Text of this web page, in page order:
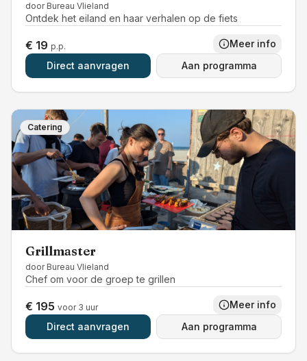
door Bureau Vlieland
Ontdek het eiland en haar verhalen op de fiets
€ 19 p.p.
Meer info
Direct aanvragen
Aan programma
Catering
Grillmaster
door Bureau Vlieland
Chef om voor de groep te grillen
€ 195 voor 3 uur
Meer info
Direct aanvragen
Aan programma